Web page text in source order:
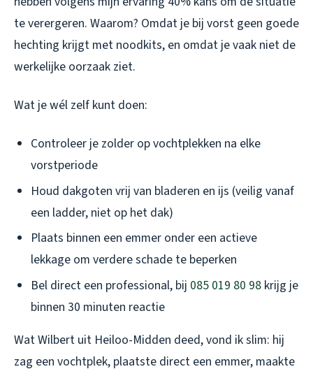
te verergeren. Waarom? Omdat je bij vorst geen goede
hechting krijgt met noodkits, en omdat je vaak niet de
werkelijke oorzaak ziet.
Wat je wél zelf kunt doen:
Controleer je zolder op vochtplekken na elke
vorstperiode
Houd dakgoten vrij van bladeren en ijs (veilig vanaf
een ladder, niet op het dak)
Plaats binnen een emmer onder een actieve
lekkage om verdere schade te beperken
Bel direct een professional, bij 085 019 80 98 krijg je
binnen 30 minuten reactie
Wat Wilbert uit Heiloo-Midden deed, vond ik slim: hij
zag een vochtplek, plaatste direct een emmer, maakte